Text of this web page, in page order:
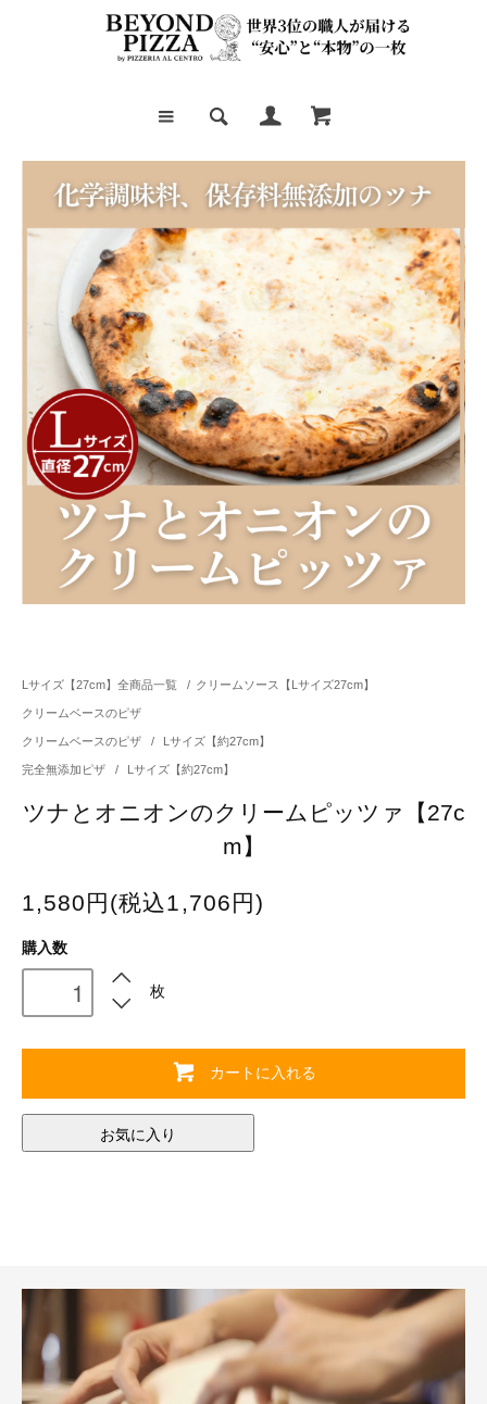
Lサイズ【27cm】全商品一覧 / クリームソース【Lサイズ27cm】
クリームベースのピザ
クリームベースのピザ / Lサイズ【約27cm】
完全無添加ピザ / Lサイズ【約27cm】
ツナとオニオンのクリームピッツァ【27c
m】
1,580円(税込1,706円)
購入数
枚
カートに入れる
お気に入り